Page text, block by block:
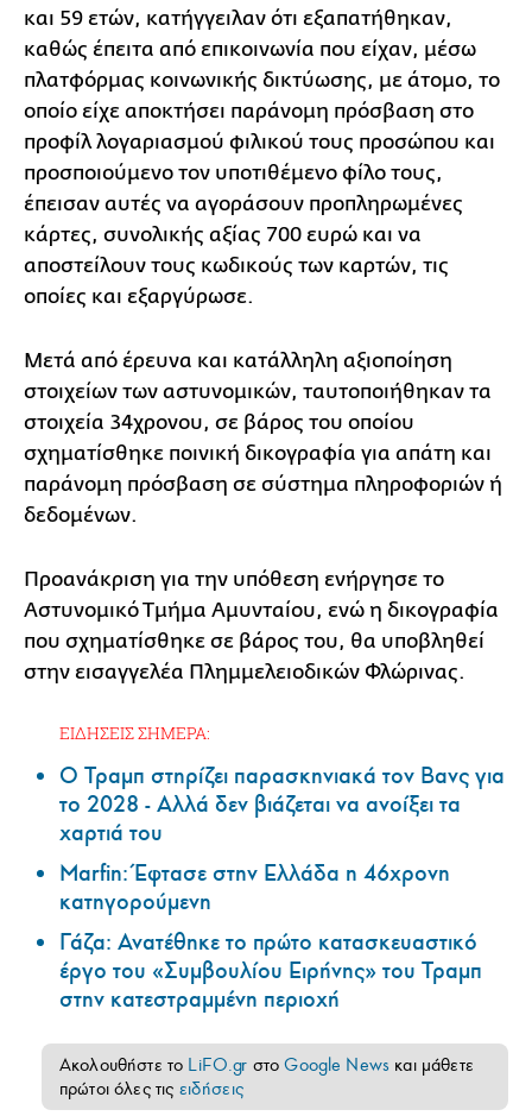
και 59 ετών, κατήγγειλαν ότι εξαπατήθηκαν,
καθώς έπειτα από επικοινωνία που είχαν, μέσω
πλατφόρμας κοινωνικής δικτύωσης, με άτομο, το
οποίο είχε αποκτήσει παράνομη πρόσβαση στο
προφίλ λογαριασμού φιλικού τους προσώπου και
προσποιούμενο τον υποτιθέμενο φίλο τους,
έπεισαν αυτές να αγοράσουν προπληρωμένες
κάρτες, συνολικής αξίας 700 ευρώ και να
αποστείλουν τους κωδικούς των καρτών, τις
οποίες και εξαργύρωσε.
Μετά από έρευνα και κατάλληλη αξιοποίηση
στοιχείων των αστυνομικών, ταυτοποιήθηκαν τα
στοιχεία 34χρονου, σε βάρος του οποίου
σχηματίσθηκε ποινική δικογραφία για απάτη και
παράνομη πρόσβαση σε σύστημα πληροφοριών ή
δεδομένων.
Προανάκριση για την υπόθεση ενήργησε το
Αστυνομικό Τμήμα Αμυνταίου, ενώ η δικογραφία
που σχηματίσθηκε σε βάρος του, θα υποβληθεί
στην εισαγγελέα Πλημμελειοδικών Φλώρινας.
ΕΙΔΗΣΕΙΣ ΣΗΜΕΡΑ:
Ο Τραμπ στηρίζει παρασκηνιακά τον Βανς για
το 2028 - Αλλά δεν βιάζεται να ανοίξει τα
χαρτιά του
Marfin: Έφτασε στην Ελλάδα η 46χρονη
κατηγορούμενη
Γάζα: Ανατέθηκε το πρώτο κατασκευαστικό
έργο του «Συμβουλίου Ειρήνης» του Τραμπ
στην κατεστραμμένη περιοχή
Ακολουθήστε το LiFO.gr στοGoogle News και μάθετε
πρώτοι όλες τις ειδήσεις